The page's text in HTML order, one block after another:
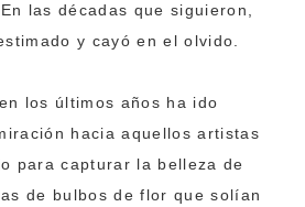
En las décadas que siguieron,
y cayó en el olvido.
los últimos años ha ido
hacia aquellos artistas
para capturar la belleza de
de bulbos de flor que solían